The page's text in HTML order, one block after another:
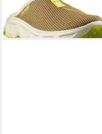
UVP75,00 €
nur diesen Monat
-33%